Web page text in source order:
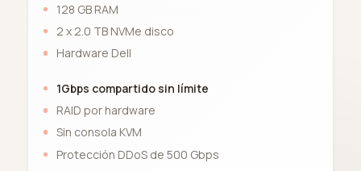
128 GB RAM
2 x 2.0 TB NVMe disco
Hardware Dell
1Gbps compartido sin límite
RAID por hardware
Sin consola KVM
Protección DDoS de 500 Gbps